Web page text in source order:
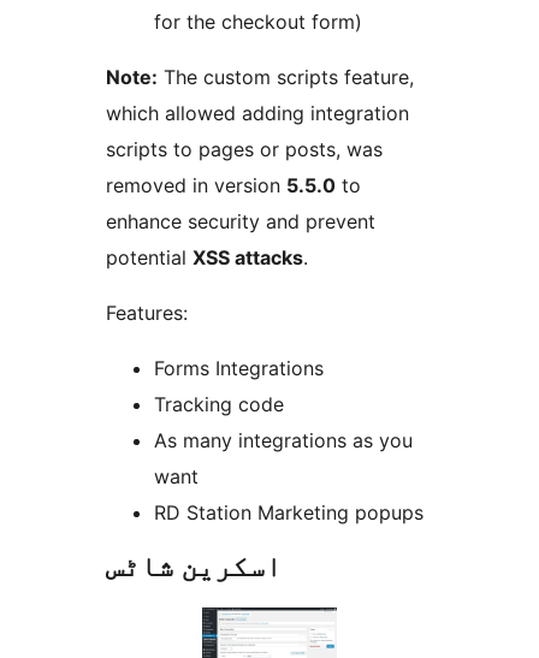
for the checkout form)
Note: The custom scripts feature,
which allowed adding integration
scripts to pages or posts, was
removed in version 5.5.0 to
enhance security and prevent
potential XSS attacks.
Features:
Forms Integrations
Tracking code
As many integrations as you
want
RD Station Marketing popups
اسکرین شاٹس